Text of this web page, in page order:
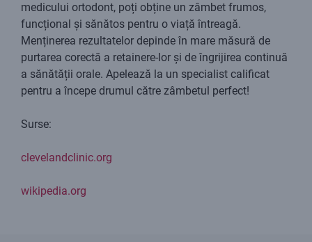
medicului ortodont, poți obține un zâmbet frumos,
funcțional și sănătos pentru o viață întreagă.
Menținerea rezultatelor depinde în mare măsură de
purtarea corectă a retainere-lor și de îngrijirea continuă
a sănătății orale. Apelează la un specialist calificat
pentru a începe drumul către zâmbetul perfect!
Surse:
clevelandclinic.org
wikipedia.org